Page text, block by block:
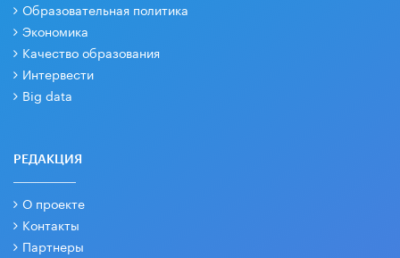
Образовательная политика
Экономика
Качество образования
Интервести
Big data
РЕДАКЦИЯ
О проекте
Контакты
Партнеры